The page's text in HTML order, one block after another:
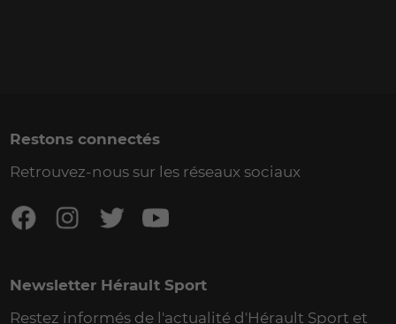
Restons connectés
Retrouvez-nous sur les réseaux sociaux
Newsletter Hérault Sport
Restez informés de l'actualité d'Hérault Sport et